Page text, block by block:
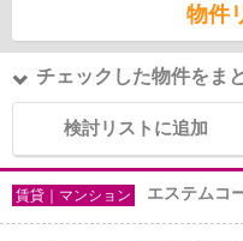
物件
チェックした物件をま
検討リストに追加
賃貸｜マンション エステムコ